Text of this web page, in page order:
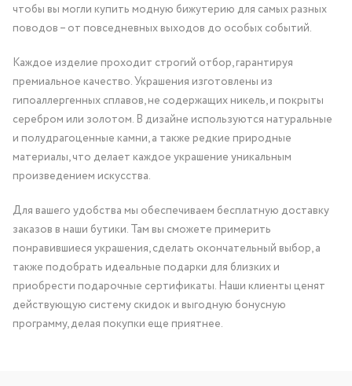
чтобы вы могли купить модную бижутерию для самых разных
поводов – от повседневных выходов до особых событий.
Каждое изделие проходит строгий отбор, гарантируя
премиальное качество. Украшения изготовлены из
гипоаллергенных сплавов, не содержащих никель, и покрыты
серебром или золотом. В дизайне используются натуральные
и полудрагоценные камни, а также редкие природные
материалы, что делает каждое украшение уникальным
произведением искусства.
Для вашего удобства мы обеспечиваем бесплатную доставку
заказов в наши бутики. Там вы сможете примерить
понравившиеся украшения, сделать окончательный выбор, а
также подобрать идеальные подарки для близких и
приобрести подарочные сертификаты. Наши клиенты ценят
действующую систему скидок и выгодную бонусную
программу, делая покупки еще приятнее.